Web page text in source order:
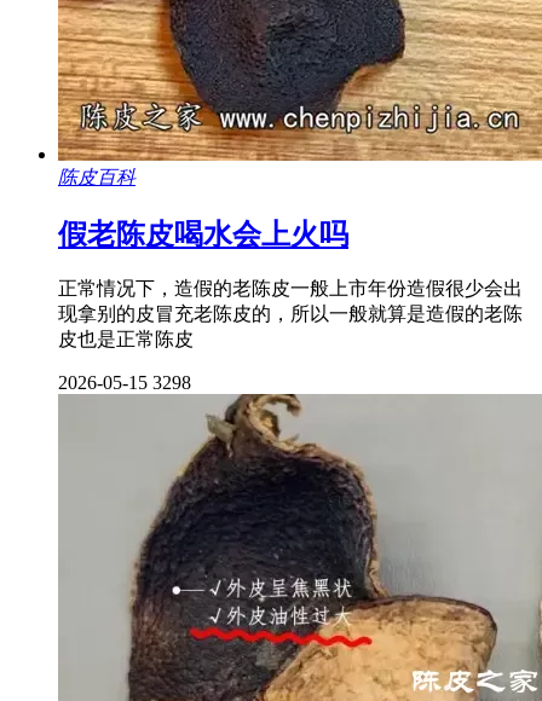
陈皮百科
假老陈皮喝水会上火吗
正常情况下，造假的老陈皮一般上市年份造假很少会出
现拿别的皮冒充老陈皮的，所以一般就算是造假的老陈
皮也是正常陈皮
2026-05-15 3298